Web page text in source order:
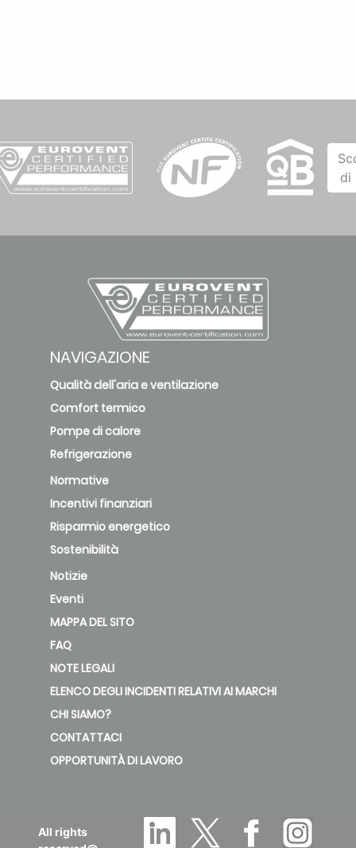
di
NAVIGAZIONE
Qualità dell'aria e ventilazione
Comfort termico
Pompe di calore
Refrigerazione
Normative
Incentivi finanziari
Risparmio energetico
Sostenibilità
Notizie
Eventi
MAPPA DEL SITO
FAQ
NOTE LEGALI
ELENCO DEGLI INCIDENTI RELATIVI AI MARCHI
CHI SIAMO?
CONTATTACI
OPPORTUNITÀ DI LAVORO
All rights